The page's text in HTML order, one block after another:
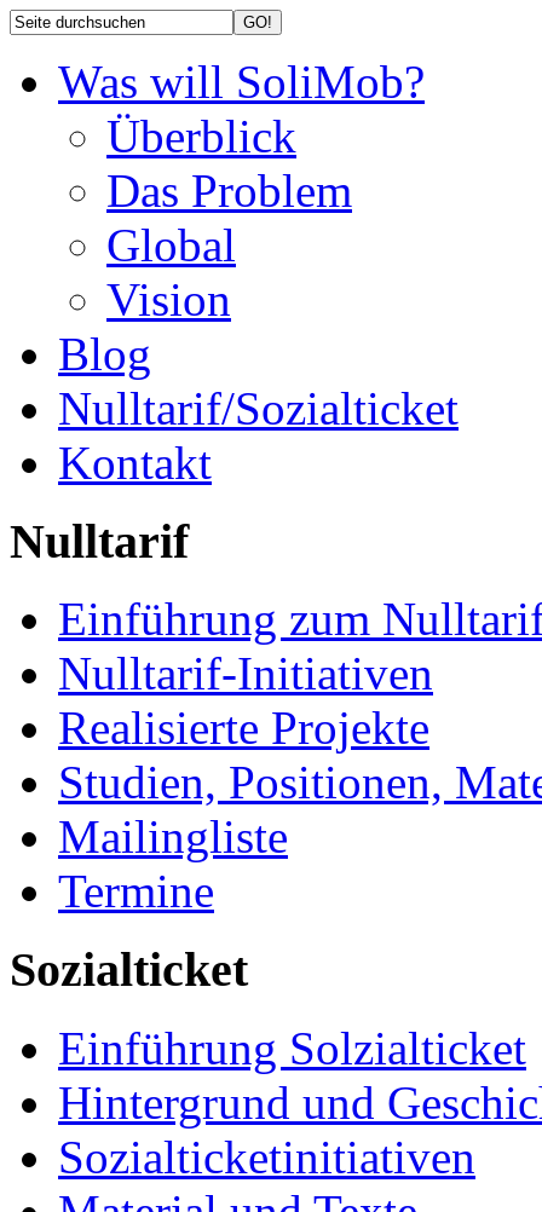
Was will SoliMob?
Überblick
Das Problem
Global
Vision
Blog
Nulltarif/Sozialticket
Kontakt
Nulltarif
Einführung zum
Nulltarif-Initiativen
Realisierte Projekte
Studien, Positionen,
Mailingliste
Termine
Sozialticket
Einführung Solzialticket
Hintergrund und
Sozialticketinitiativen